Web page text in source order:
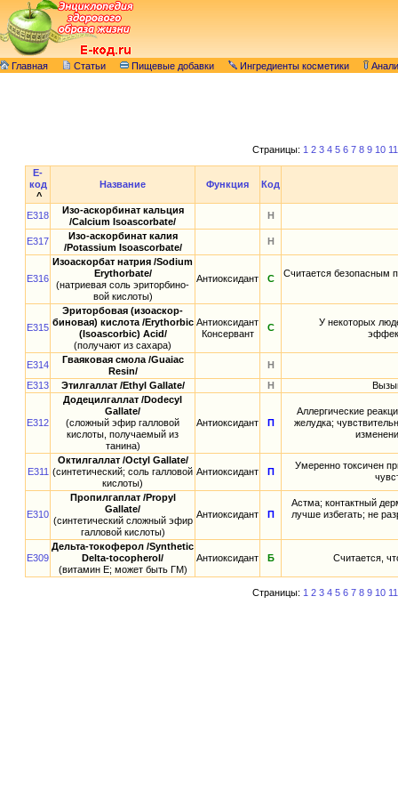
Главная Статьи Пищевые добавки Ингредиенты косметики
Страницы: 1 2 3 4 5 6 7 8 9 10 11
E-
код
^
Название Функция Код
E318
Изо-аскорбинат кальция
/Calcium Isoascorbate/
Н
E317
Изо-аскорбинат калия
/Potassium Isoascorbate/
Н
E316
Изоаскорбат натрия /Sodium
Erythorbate/
(натриевая соль эриторбино-
вой кислоты)
Антиоксидант С Считается безопасным
E315
Эриторбовая (изоаскор-
биновая) кислота /Erythorbic
(Isoascorbic) Acid/
(получают из сахара)
Антиоксидант
Консервант
С
У некоторых
E314
Гваяковая смола /Guaiac
Resin/
Н
E313
Этилгаллат /Ethyl Gallate/ Н
E312
Додецилгаллат /Dodecyl
Gallate/
(сложный эфир галловой
кислоты, получаемый из
танина)
Антиоксидант П
Аллергические
желудка;
E311
Октилгаллат /Octyl Gallate/
(синтетический; соль галловой
кислоты)
Антиоксидант П
Умеренно токсичен
E310
Пропилгаплат /Propyl
Gallate/
(синтетический сложный эфир
галловой кислоты)
Антиоксидант П
Астма; контактный
лучше избегать; не
E309
Дельта-токоферол /Synthetic
Delta-tocopherol/
(витамин E; может быть ГМ)
Антиоксидант Б Считается,
Страницы: 1 2 3 4 5 6 7 8 9 10 11